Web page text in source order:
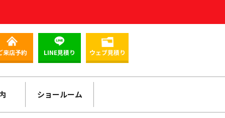
来店予約 LINE見積り ウェブ見積り
ショールーム